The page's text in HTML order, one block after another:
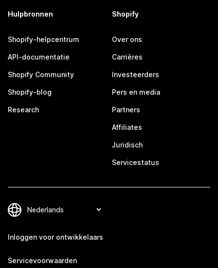
Hulpbronnen
Shopify-helpcentrum
API-documentatie
Shopify Community
Shopify-blog
Research
Shopify
Over ons
Carrières
Investeerders
Pers en media
Partners
Affiliates
Juridisch
Servicestatus
Inloggen voor ontwikkelaars
Servicevoorwaarden